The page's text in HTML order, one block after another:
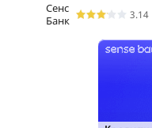
Сенс
Банк
3.14